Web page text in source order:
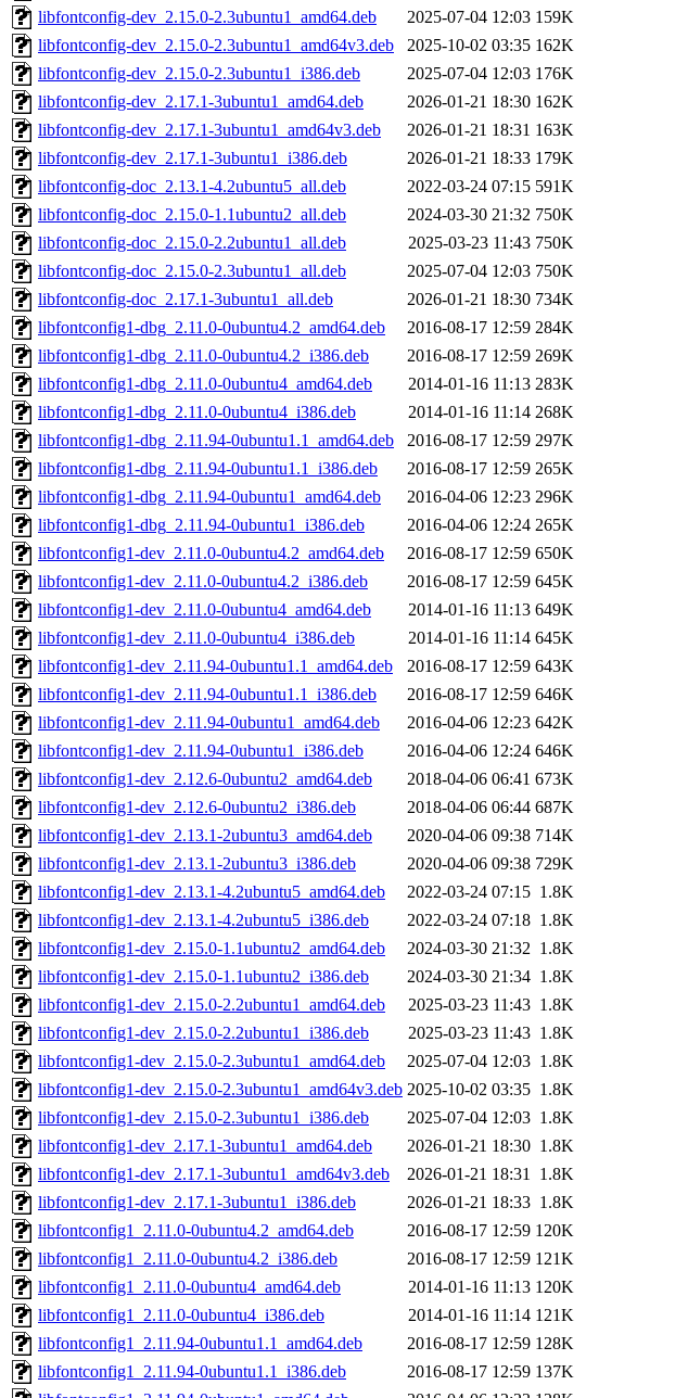
libfontconfig-dev_2.15.0-2.3ubuntu1_amd64.deb
2025-07-04 12:03 159K
libfontconfig-dev_2.15.0-2.3ubuntu1_amd64v3.deb
2025-10-02 03:35 162K
libfontconfig-dev_2.15.0-2.3ubuntu1_i386.deb
2025-07-04 12:03 176K
libfontconfig-dev_2.17.1-3ubuntu1_amd64.deb
2026-01-21 18:30 162K
libfontconfig-dev_2.17.1-3ubuntu1_amd64v3.deb
2026-01-21 18:31 163K
libfontconfig-dev_2.17.1-3ubuntu1_i386.deb
2026-01-21 18:33 179K
libfontconfig-doc_2.13.1-4.2ubuntu5_all.deb
2022-03-24 07:15 591K
libfontconfig-doc_2.15.0-1.1ubuntu2_all.deb
2024-03-30 21:32 750K
libfontconfig-doc_2.15.0-2.2ubuntu1_all.deb
2025-03-23 11:43 750K
libfontconfig-doc_2.15.0-2.3ubuntu1_all.deb
2025-07-04 12:03 750K
libfontconfig-doc_2.17.1-3ubuntu1_all.deb
2026-01-21 18:30 734K
libfontconfig1-dbg_2.11.0-0ubuntu4.2_amd64.deb
2016-08-17 12:59 284K
libfontconfig1-dbg_2.11.0-0ubuntu4.2_i386.deb
2016-08-17 12:59 269K
libfontconfig1-dbg_2.11.0-0ubuntu4_amd64.deb
2014-01-16 11:13 283K
libfontconfig1-dbg_2.11.0-0ubuntu4_i386.deb
2014-01-16 11:14 268K
libfontconfig1-dbg_2.11.94-0ubuntu1.1_amd64.deb
2016-08-17 12:59 297K
libfontconfig1-dbg_2.11.94-0ubuntu1.1_i386.deb
2016-08-17 12:59 265K
libfontconfig1-dbg_2.11.94-0ubuntu1_amd64.deb
2016-04-06 12:23 296K
libfontconfig1-dbg_2.11.94-0ubuntu1_i386.deb
2016-04-06 12:24 265K
libfontconfig1-dev_2.11.0-0ubuntu4.2_amd64.deb
2016-08-17 12:59 650K
libfontconfig1-dev_2.11.0-0ubuntu4.2_i386.deb
2016-08-17 12:59 645K
libfontconfig1-dev_2.11.0-0ubuntu4_amd64.deb
2014-01-16 11:13 649K
libfontconfig1-dev_2.11.0-0ubuntu4_i386.deb
2014-01-16 11:14 645K
libfontconfig1-dev_2.11.94-0ubuntu1.1_amd64.deb
2016-08-17 12:59 643K
libfontconfig1-dev_2.11.94-0ubuntu1.1_i386.deb
2016-08-17 12:59 646K
libfontconfig1-dev_2.11.94-0ubuntu1_amd64.deb
2016-04-06 12:23 642K
libfontconfig1-dev_2.11.94-0ubuntu1_i386.deb
2016-04-06 12:24 646K
libfontconfig1-dev_2.12.6-0ubuntu2_amd64.deb
2018-04-06 06:41 673K
libfontconfig1-dev_2.12.6-0ubuntu2_i386.deb
2018-04-06 06:44 687K
libfontconfig1-dev_2.13.1-2ubuntu3_amd64.deb
2020-04-06 09:38 714K
libfontconfig1-dev_2.13.1-2ubuntu3_i386.deb
2020-04-06 09:38 729K
libfontconfig1-dev_2.13.1-4.2ubuntu5_amd64.deb
2022-03-24 07:15 1.8K
libfontconfig1-dev_2.13.1-4.2ubuntu5_i386.deb
2022-03-24 07:18 1.8K
libfontconfig1-dev_2.15.0-1.1ubuntu2_amd64.deb
2024-03-30 21:32 1.8K
libfontconfig1-dev_2.15.0-1.1ubuntu2_i386.deb
2024-03-30 21:34 1.8K
libfontconfig1-dev_2.15.0-2.2ubuntu1_amd64.deb
2025-03-23 11:43 1.8K
libfontconfig1-dev_2.15.0-2.2ubuntu1_i386.deb
2025-03-23 11:43 1.8K
libfontconfig1-dev_2.15.0-2.3ubuntu1_amd64.deb
2025-07-04 12:03 1.8K
libfontconfig1-dev_2.15.0-2.3ubuntu1_amd64v3.deb 2025-10-02 03:35 1.8K
libfontconfig1-dev_2.15.0-2.3ubuntu1_i386.deb
2025-07-04 12:03 1.8K
libfontconfig1-dev_2.17.1-3ubuntu1_amd64.deb
2026-01-21 18:30 1.8K
libfontconfig1-dev_2.17.1-3ubuntu1_amd64v3.deb
2026-01-21 18:31 1.8K
libfontconfig1-dev_2.17.1-3ubuntu1_i386.deb
2026-01-21 18:33 1.8K
libfontconfig1_2.11.0-0ubuntu4.2_amd64.deb
2016-08-17 12:59 120K
libfontconfig1_2.11.0-0ubuntu4.2_i386.deb
2016-08-17 12:59 121K
libfontconfig1_2.11.0-0ubuntu4_amd64.deb
2014-01-16 11:13 120K
libfontconfig1_2.11.0-0ubuntu4_i386.deb
2014-01-16 11:14 121K
libfontconfig1_2.11.94-0ubuntu1.1_amd64.deb
2016-08-17 12:59 128K
libfontconfig1_2.11.94-0ubuntu1.1_i386.deb
2016-08-17 12:59 137K